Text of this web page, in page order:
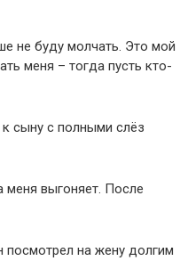
не буду молчать. Это мой
меня – тогда пусть кто-
сыну с полными слёз
выгоняет. После
посмотрел на жену долгим